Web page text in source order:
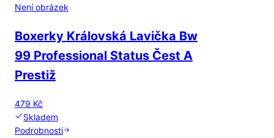
Není obrázek
Boxerky Královská Lavička Bw
99 Professional Status Čest A
Prestiž
479 Kč
Skladem
Podrobnosti